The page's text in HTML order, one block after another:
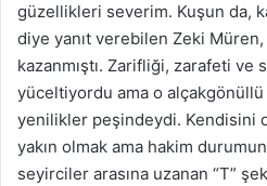
güzellikleri severim. Kuşun da,
diye yanıt verebilen Zeki
kazanmıştı. Zarifliği, zarafeti ve
yüceltiyordu ama o alçakgönüllü
yenilikler peşindeydi. Kendisini
yakın olmak ama hakim
seyirciler arasına uzanan “T”